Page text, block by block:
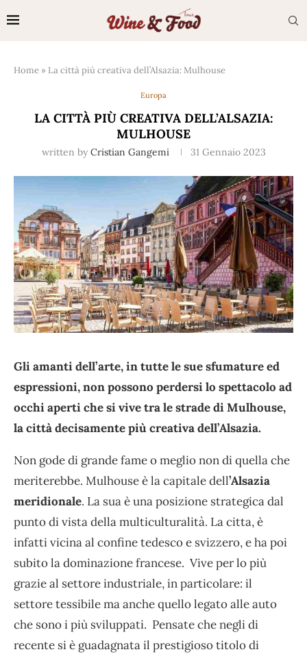
Home » La città più creativa dell’Alsazia: Mulhouse
Europa
LA CITTÀ PIÙ CREATIVA DELL’ALSAZIA:
MULHOUSE
written by Cristian Gangemi 31 Gennaio 2023
Gli amanti dell’arte, in tutte le sue sfumature ed
espressioni, non possono perdersi lo spettacolo ad
occhi aperti che si vive tra le strade di Mulhouse,
la città decisamente più creativa dell’Alsazia.
Non gode di grande fame o meglio non di quella che
meriterebbe. Mulhouse è la capitale dell’Alsazia
meridionale. La sua è una posizione strategica dal
punto di vista della multiculturalità. La citta, è
infatti vicina al confine tedesco e svizzero, e ha poi
subito la dominazione francese. Vive per lo più
grazie al settore industriale, in particolare: il
settore tessibile ma anche quello legato alle auto
che sono i più sviluppati. Pensate che negli di
recente si è guadagnata il prestigioso titolo di